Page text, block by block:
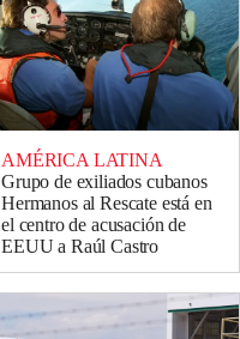
AMÉRICA LATINA
Grupo de exiliados cubanos
Hermanos al Rescate está en
el centro de acusación de
EEUU a Raúl Castro